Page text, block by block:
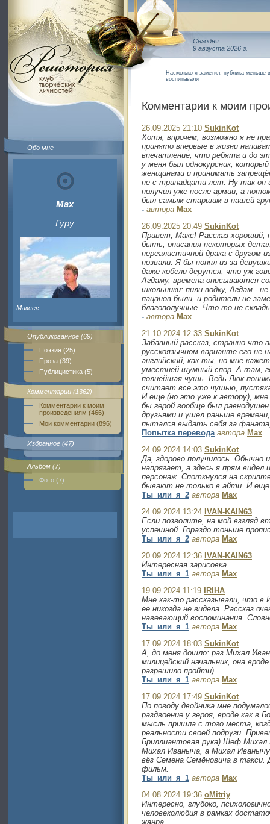
Обо мне
Max
Гуру
Максег
Опубликованное (69)
Поэзия (25)
Проза (39)
Публицистика (5)
Комментарии (1362)
Комментарии к моим
произведениям (466)
Мои комментарии (896)
Избранное (47)
Альбом (7)
Фото (7)
Сегодня
9 августа 2026 г.
Насколько я заметил, публика меньше
воспитывали
Комментарии к моим
26.09.2025 21:10 SukinKot
Хотя, впрочем, возможно я не
принято впервые в жизни
впечатление, что ребята и до
у меня был однокурсник,
женщинами и принимать
не с тринадцати лет. Ну так
получил уже после армии, а
был самым старшим в нашей
- автора Max
26.09.2025 20:49 SukinKot
Привет, Макс! Рассказ
быть, описания некоторых
нереалистичной драка с другом
позвали. Я бы понял из-за
даже кобели дерутся, что уж
Агдаму, времена описываются
школьники: пили водку, Агдам -
пацанов были, и родители не
благополучные. Что-то не
- автора Max
21.10.2024 12:33 SukinKot
Забавный рассказ, странно что
русскоязычном варианте его не
английский, как ты, но мне
уместней шумный спор. А там,
полнейшая чушь. Ведь Люк
считает все это чушью,
И еще (но это уже к автору),
бы герой вообще был
друзьями и ушел раньше
пытался выдать себя за
Попытка перевода автора Max
24.09.2024 14:03 SukinKot
Да, здорово получилось. Обычно
напрягает, а здесь я прям
персонаж. Споткнулся на
бывают не только в айти. И еще
Ты_или_я_2 автора Max
24.09.2024 13:24 IVAN-KAIN63
Если позволите, на мой взгляд
успешной. Гораздо тоньше
Ты_или_я_2 автора Max
20.09.2024 12:36 IVAN-KAIN63
Интересная зарисовка.
Ты_или_я_1 автора Max
19.09.2024 11:19
IRIHA
Мне как-то рассказывали, что в
ее никогда не видела. Рассказ
навевающий воспоминания.
Ты_или_я_1 автора Max
17.09.2024 18:03 SukinKot
А, до меня дошло: раз Михал
милицейский начальник, она
разрешило пройти)
Ты_или_я_1 автора Max
17.09.2024 17:49 SukinKot
По поводу двойника мне
раздвоение у героя, вроде как в
мысль пришла с того места,
реальности своей подруги.
Бриллиантовая рука) Шеф
Михал Иваныча, а Михал Иванычу
вёз Семена Семёновича в
фильм.
Ты_или_я_1 автора Max
04.08.2024 19:36 oMitriy
Интересно, глубоко,
человеколюбия в рамках
жанра.